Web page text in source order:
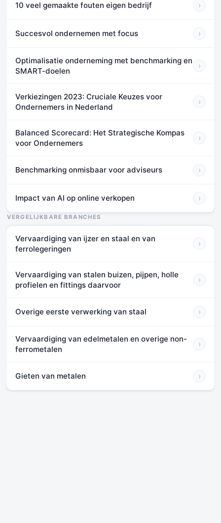
10 veel gemaakte fouten eigen bedrijf ›
Succesvol ondernemen met focus ›
Optimalisatie onderneming met benchmarking en
SMART-doelen
›
Verkiezingen 2023: Cruciale Keuzes voor
Ondernemers in Nederland
›
Balanced Scorecard: Het Strategische Kompas
voor Ondernemers
›
Benchmarking onmisbaar voor adviseurs ›
Impact van AI op online verkopen ›
VERGELIJKBARE BRANCHES
Vervaardiging van ijzer en staal en van
ferrolegeringen
›
Vervaardiging van stalen buizen, pijpen, holle
profielen en fittings daarvoor
›
Overige eerste verwerking van staal ›
Vervaardiging van edelmetalen en overige non-
ferrometalen
›
Gieten van metalen ›